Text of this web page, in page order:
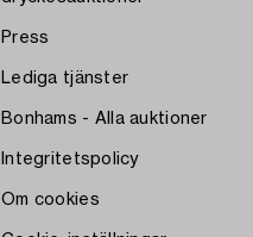
Press
Lediga tjänster
Bonhams - Alla auktioner
Integritetspolicy
Om cookies